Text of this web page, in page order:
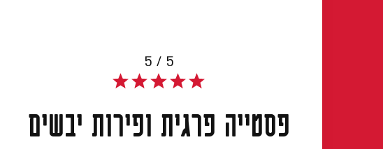
5 / 5
פסטייה פרגית ופירות יבשים